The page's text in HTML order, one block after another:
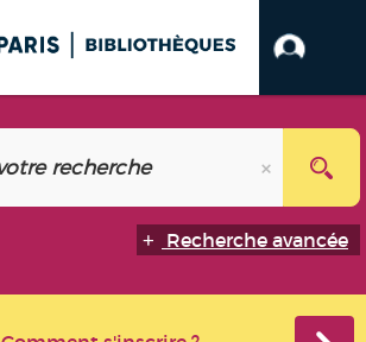
Recherche avancée